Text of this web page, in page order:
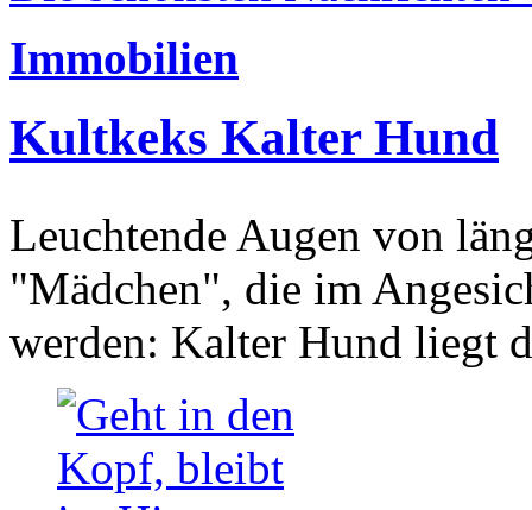
Immobilien
Kultkeks Kalter Hund
Leuchtende Augen von
"Mädchen", die im
werden: Kalter Hund liegt